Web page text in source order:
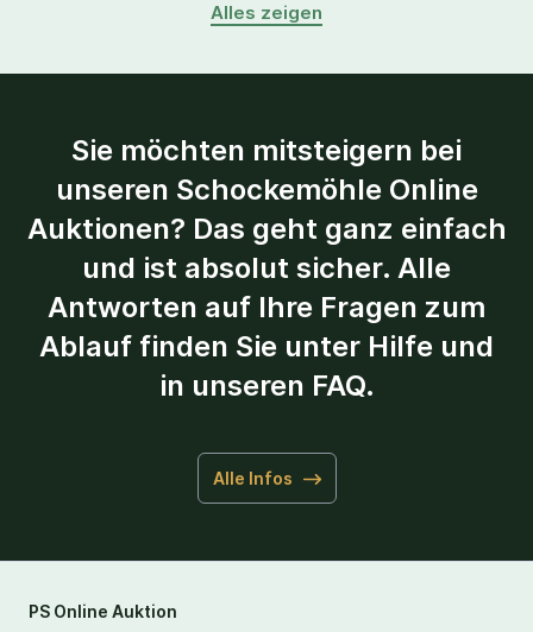
Alles zeigen
Sie möchten mitsteigern bei
unseren Schockemöhle Online
Auktionen? Das geht ganz einfach
und ist absolut sicher. Alle
Antworten auf Ihre Fragen zum
Ablauf finden Sie unter Hilfe und
in unseren FAQ.
Alle Infos
PS Online Auktion